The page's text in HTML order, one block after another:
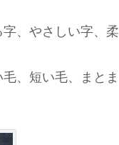
、やさしい字、柔
、短い毛、まとま